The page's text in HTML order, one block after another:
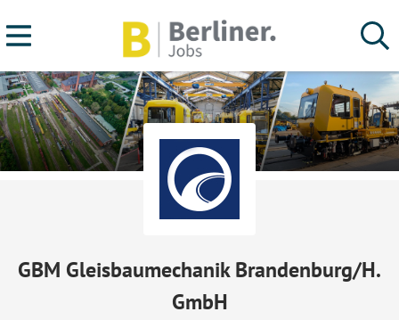
GBM Gleisbaumechanik Brandenburg/H.
GmbH